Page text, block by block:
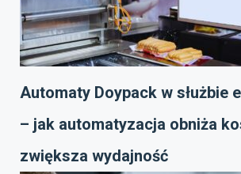
Automaty Doypack w służbie
– jak automatyzacja obniża
zwiększa wydajność